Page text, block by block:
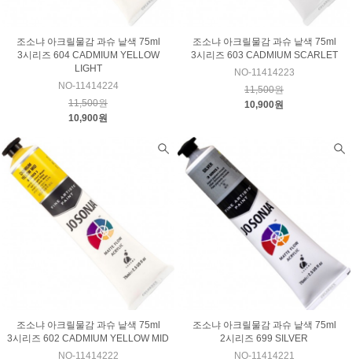
조소냐 아크릴물감 과슈 낱색 75ml
3시리즈 604 CADMIUM YELLOW
LIGHT
NO-11414224
11,500원
10,900원
조소냐 아크릴물감 과슈 낱색 75ml
3시리즈 603 CADMIUM SCARLET
NO-11414223
11,500원
10,900원
조소냐 아크릴물감 과슈 낱색 75ml
3시리즈 602 CADMIUM YELLOW MID
NO-11414222
조소냐 아크릴물감 과슈 낱색 75ml
2시리즈 699 SILVER
NO-11414221